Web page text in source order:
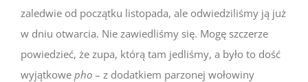
zaledwie od początku listopada, ale odwiedziliśmy ją już
w dniu otwarcia. Nie zawiedliśmy się. Mogę szczerze
powiedzieć, że zupa, którą tam jedliśmy, a było to dość
wyjątkowe pho – z dodatkiem parzonej wołowiny